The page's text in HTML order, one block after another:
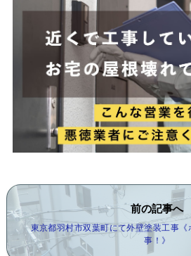
前の記事へ
東京都羽村市双葉町にて外壁塗装工事
事！》